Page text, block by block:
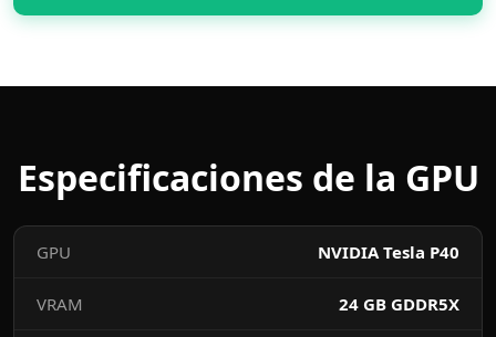
Especificaciones de la GPU
GPU NVIDIA Tesla P40
VRAM 24 GB GDDR5X